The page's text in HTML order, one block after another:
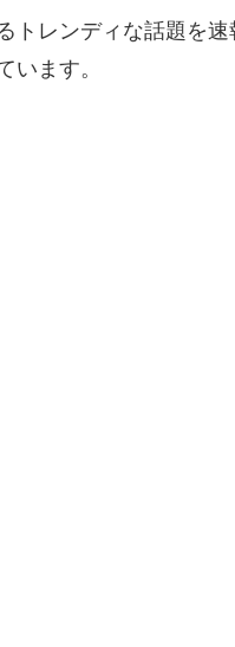
トレンディな話題を
います。